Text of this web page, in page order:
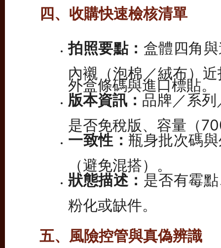
四、收購快速檢核清單
拍照要點： 盒體四角
內襯（泡棉／絨布）
外盒條碼與進口標貼。
版本資訊： 品牌／系
是否免稅版、容量（
一致性： 瓶身批次碼
（避免混搭）。
狀態描述： 是否有霉
粉化或缺件。
五、風險控管與真偽辨識